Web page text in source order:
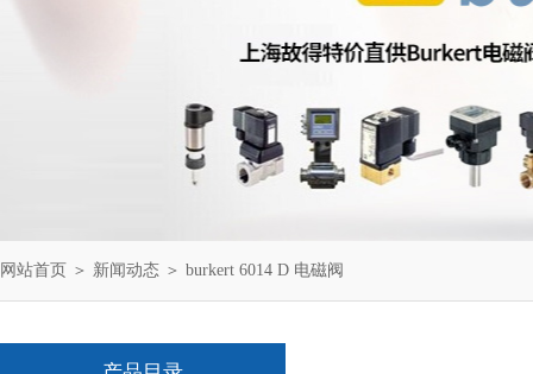
网站首页 ＞ 新闻动态 ＞ burkert 6014 D 电磁阀